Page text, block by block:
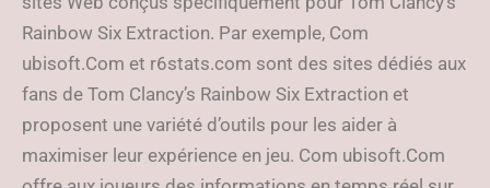
Rainbow Six Extraction. Par exemple, Com
ubisoft.Com et r6stats.com sont des sites dédiés aux
fans de Tom Clancy’s Rainbow Six Extraction et
proposent une variété d’outils pour les aider à
maximiser leur expérience en jeu. Com ubisoft.Com